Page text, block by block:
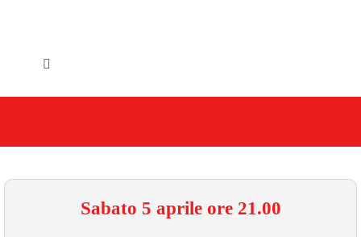
Toggle
IL COMUNE
Sabato 5 aprile ore 21.00